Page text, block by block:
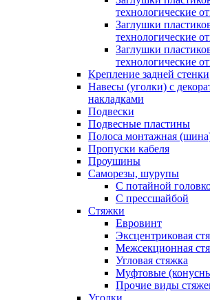
технологические
Заглушки
технологические
Заглушки
технологические
Крепление задней стенки
Навесы (уголки) с
накладками
Подвески
Подвесные пластины
Полоса монтажная
Пропуски кабеля
Проушины
Саморезы, шурупы
С потайной
С прессшайбой
Стяжки
Евровинт
Эксцентриковая
Межсекционная
Угловая стяжка
Муфтовые
Прочие виды
Уголки